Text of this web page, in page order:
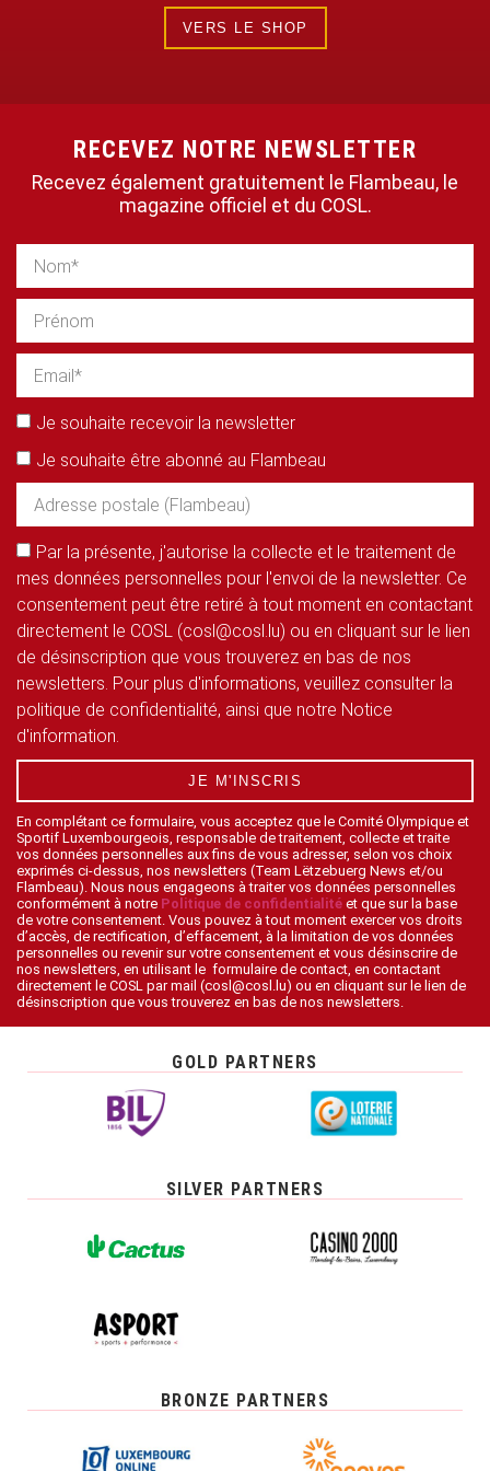
VERS LE SHOP
RECEVEZ NOTRE NEWSLETTER
Recevez également gratuitement le Flambeau, le
magazine officiel et du COSL.
Je souhaite recevoir la newsletter
Je souhaite être abonné au Flambeau
Par la présente, j'autorise la collecte et le traitement de
mes données personnelles pour l'envoi de la newsletter. Ce
consentement peut être retiré à tout moment en contactant
directement le COSL (cosl@cosl.lu) ou en cliquant sur le lien
de désinscription que vous trouverez en bas de nos
newsletters. Pour plus d'informations, veuillez consulter la
politique de confidentialité, ainsi que notre Notice
d'information.
JE M'INSCRIS
En complétant ce formulaire, vous acceptez que le Comité Olympique et
Sportif Luxembourgeois, responsable de traitement, collecte et traite
vos données personnelles aux fins de vous adresser, selon vos choix
exprimés ci-dessus, nos newsletters (Team Lëtzebuerg News et/ou
Flambeau). Nous nous engageons à traiter vos données personnelles
conformément à notre Politique de confidentialité et que sur la base
de votre consentement. Vous pouvez à tout moment exercer vos droits
d’accès, de rectification, d’effacement, à la limitation de vos données
personnelles ou revenir sur votre consentement et vous désinscrire de
nos newsletters, en utilisant le formulaire de contact, en contactant
directement le COSL par mail (cosl@cosl.lu) ou en cliquant sur le lien de
désinscription que vous trouverez en bas de nos newsletters.
GOLD PARTNERS
SILVER PARTNERS
BRONZE PARTNERS